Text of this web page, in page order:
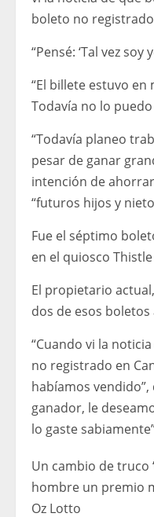
boleto no
“Pensé: ‘Tal vez soy
“El billete estuvo
Todavía no lo puedo
“Todavía planeo
pesar de ganar
intención de
“futuros hijos y
Fue el séptimo
en el quiosco
El propietario
dos de esos
“Cuando vi la
no registrado en
habíamos vendido”,
ganador, le
lo gaste
Un cambio de truco
hombre un premio
Oz Lotto